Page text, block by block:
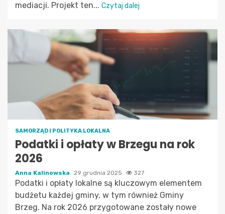
mediacji. Projekt ten... Czytaj dalej
SAMORZĄD I POLITYKA LOKALNA
Podatki i opłaty w Brzegu na rok
2026
Anna Kalinowska 29 grudnia 2025 327
Podatki i opłaty lokalne są kluczowym elementem
budżetu każdej gminy, w tym również Gminy
Brzeg. Na rok 2026 przygotowane zostały nowe